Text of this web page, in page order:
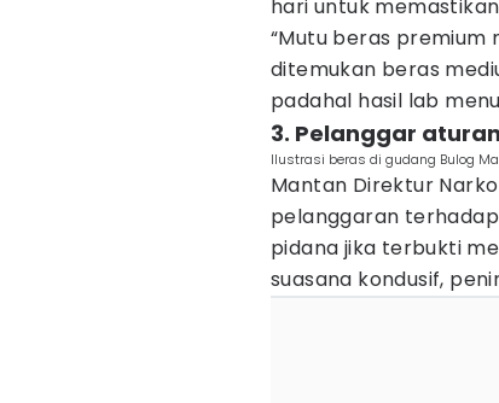
hari untuk
“Mutu beras premium
ditemukan beras
padahal hasil lab
3. Pelanggar
Ilustrasi beras di gudang Bulog
Mantan Direktur
pelanggaran
pidana jika terbukti
suasana kondusif,